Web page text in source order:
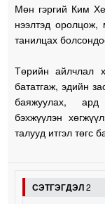
Мөн гэргий Ким
нээлтэд оролцож,
танилцах
Төрийн айлчлал
бататгаж, эдийн
баяжуулах, ард
бэхжүүлэн
талууд итгэл төгс
СЭТГЭГДЭЛ2